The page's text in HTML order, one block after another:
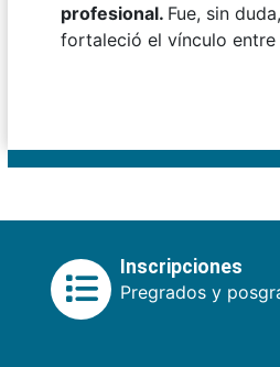
profesional. Fue, sin
fortaleció el vínculo
Inscripciones
Pregrados y